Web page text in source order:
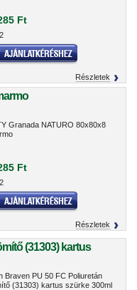
Ft
Részletek
Granada NATURO 80x80x8
Ft
Részletek
(31303) kartus
Braven PU 50 FC Poliuretán
(31303) kartus szürke 300ml